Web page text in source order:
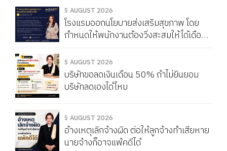
5 AUGUST 2026
โรงแรมออกนโยบายส่งเสริมสุขภาพ โดย
กำหนดให้พนักงานต้องวิ่งสะสมให้ได้เดือน
Service Charge แบบนี้ผิดกฎหมายไหม
5 AUGUST 2026
บริษัทขอลดเงินเดือน 50% ถ้าไม่ยินยอม
บริษัทลดเองได้ไหม
5 AUGUST 2026
อ้างเหตุเลิกจ้างผิด ต่อให้ลูกจ้างทำเสียหาย
นายจ้างก็อาจแพ้คดีได้